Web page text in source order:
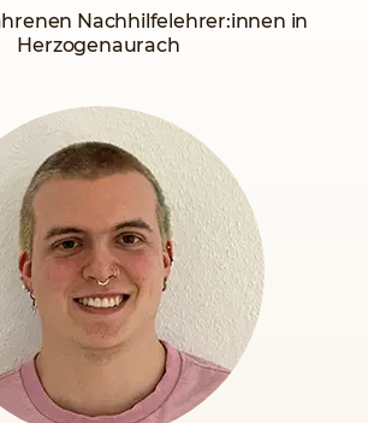
Original! Nachhilfelehrer:innen in
Herzogenaurach